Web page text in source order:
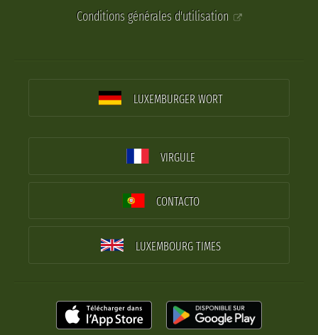
Conditions générales d'utilisation
LUXEMBURGER WORT
VIRGULE
CONTACTO
LUXEMBOURG TIMES